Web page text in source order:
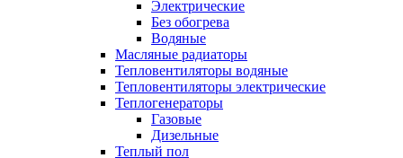
Электрические
Без обогрева
Водяные
Масляные радиаторы
Тепловентиляторы водяные
Тепловентиляторы электрические
Теплогенераторы
Газовые
Дизельные
Теплый пол